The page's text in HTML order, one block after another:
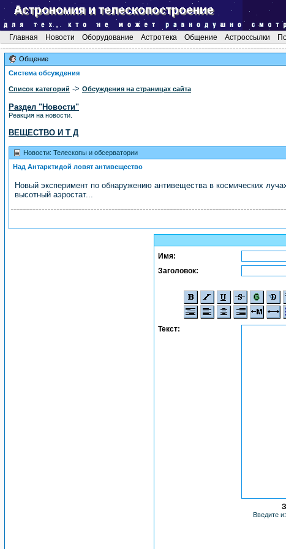
Главная Новости Оборудование Астротека Общение Астроссылки
Общение
Система обсуждения
Список категорий -> Обсуждения на страницах сайта
Раздел "Новости"
Реакция на новости.
ВЕЩЕСТВО И Т Д
Новости: Телескопы и обсерватории
Над Антарктидой ловят антивещество
Новый эксперимент по обнаружению антивещества в космических
высотный аэростат...
Имя:
Заголовок:
Текст:
Введите